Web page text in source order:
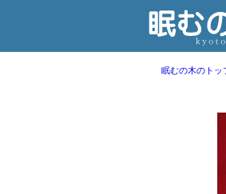
眠むの木のトッ